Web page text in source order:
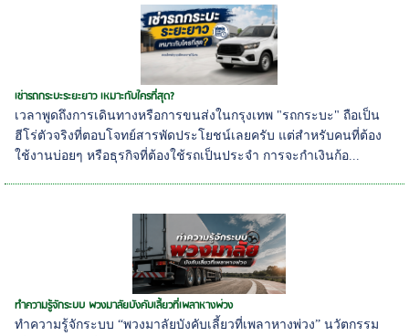
เช่ารถกระบะระยะยาว เหมาะกับใครที่สุด?
เวลาพูดถึงการเดินทางหรือการขนส่งในกรุงเทพ "รถกระบะ" ถือเป็น
ฮีโร่ตัวจริงที่ตอบโจทย์สารพัดประโยชน์เลยครับ แต่สำหรับคนที่ต้อง
ใช้งานบ่อยๆ หรือธุรกิจที่ต้องใช้รถเป็นประจำ การจะกำเงินก้อ...
ทำความรู้จักระบบ พวงมาลัยบังคับเลี้ยวที่เพลาหางพ่วง
ทำความรู้จักระบบ “พวงมาลัยบังคับเลี้ยวที่เพลาหางพ่วง” นวัตกรรม